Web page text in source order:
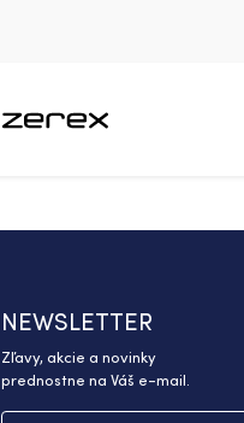
NEWSLETTER
Zľavy, akcie a novinky
prednostne na Váš e-mail.